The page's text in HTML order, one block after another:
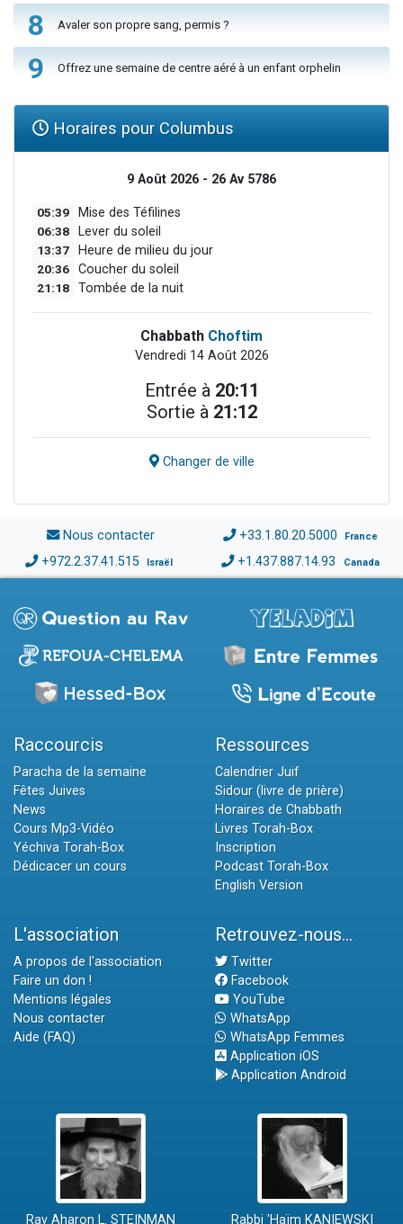
8 Avaler son propre sang, permis ?
9 Offrez une semaine de centre aéré à un enfant orphelin
Horaires pour Columbus
9 Août 2026 - 26 Av 5786
05:39 Mise des Téfilines
06:38 Lever du soleil
13:37 Heure de milieu du jour
20:36 Coucher du soleil
21:18 Tombée de la nuit
Chabbath Choftim
Vendredi 14 Août 2026
Entrée à 20:11
Sortie à 21:12
Changer de ville
Nous contacter +33.1.80.20.5000 France
+972.2.37.41.515 Israël +1.437.887.14.93 Canada
Raccourcis
Paracha de la semaine
Fêtes Juives
News
Cours Mp3-Vidéo
Yéchiva Torah-Box
Dédicacer un cours
Ressources
Calendrier Juif
Sidour (livre de prière)
Horaires de Chabbath
Livres Torah-Box
Inscription
Podcast Torah-Box
English Version
L'association
A propos de l'association
Faire un don !
Mentions légales
Nous contacter
Aide (FAQ)
Retrouvez-nous...
Twitter
Facebook
YouTube
WhatsApp
WhatsApp Femmes
Application iOS
Application Android
Rav Aharon L. STEINMAN Rabbi 'Haïm KANIEWSKI